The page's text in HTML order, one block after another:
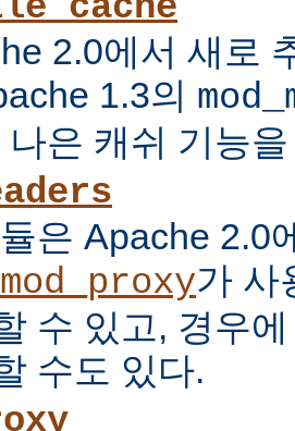
2.0에서 새로
1.3의
나은 캐쉬 기능
은 Apache 2.0
mod_proxy가 사
수 있고, 경우
수도 있다.